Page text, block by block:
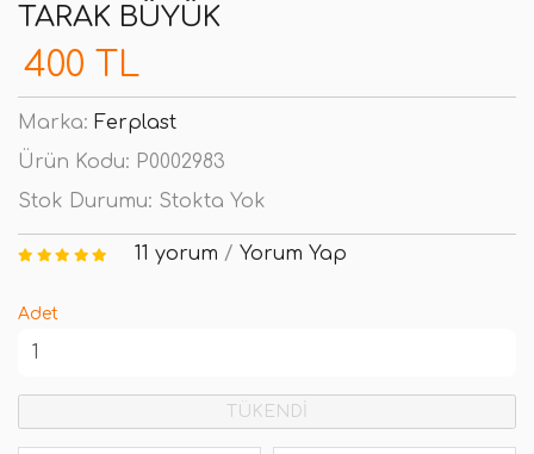
TARAK BÜYÜK
400 TL
Marka: Ferplast
Ürün Kodu: P0002983
Stok Durumu: Stokta Yok
11 yorum / Yorum Yap
Adet
TÜKENDİ